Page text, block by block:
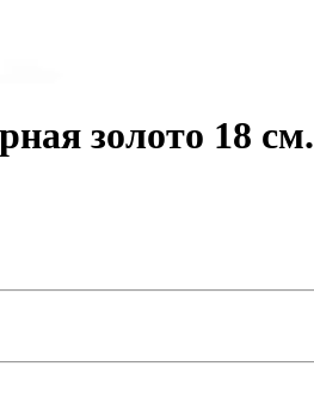
золото 18 см.